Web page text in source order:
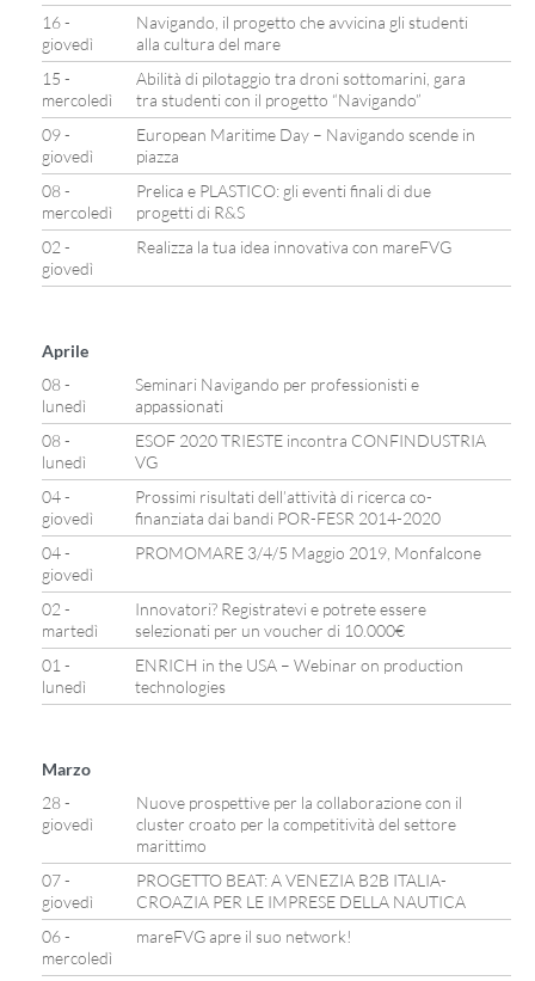
16 -
giovedì
Navigando, il progetto che avvicina gli studenti
alla cultura del mare
15 -
mercoledì
Abilità di pilotaggio tra droni sottomarini, gara
tra studenti con il progetto “Navigando”
09 -
giovedì
European Maritime Day – Navigando scende in
piazza
08 -
mercoledì
Prelica e PLASTICO: gli eventi finali di due
progetti di R&S
02 -
giovedì
Realizza la tua idea innovativa con mareFVG
Aprile
08 -
lunedì
Seminari Navigando per professionisti e
appassionati
08 -
lunedì
ESOF 2020 TRIESTE incontra CONFINDUSTRIA
VG
04 -
giovedì
Prossimi risultati dell’attività di ricerca co-
finanziata dai bandi POR-FESR 2014-2020
04 -
giovedì
PROMOMARE 3/4/5 Maggio 2019, Monfalcone
02 -
martedì
Innovatori? Registratevi e potrete essere
selezionati per un voucher di 10.000€
01 -
lunedì
ENRICH in the USA – Webinar on production
technologies
Marzo
28 -
giovedì
Nuove prospettive per la collaborazione con il
cluster croato per la competitività del settore
marittimo
07 -
giovedì
PROGETTO BEAT: A VENEZIA B2B ITALIA-
CROAZIA PER LE IMPRESE DELLA NAUTICA
06 -
mercoledì
mareFVG apre il suo network!